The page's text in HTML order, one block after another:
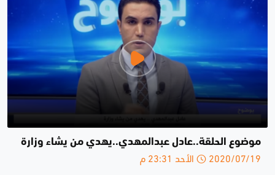
موضوع الحلقة..عادل عبدالمهدي..يهدي من يشاء وزارة
2020/07/19 الأحد 23:31 م